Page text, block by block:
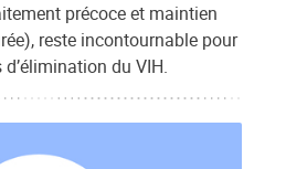
précoce et maintien
reste incontournable pour
du VIH.